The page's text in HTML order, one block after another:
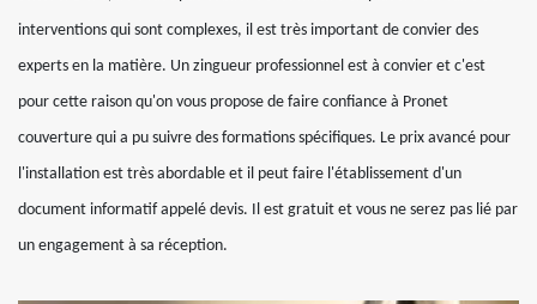
interventions qui sont complexes, il est très important de convier des
experts en la matière. Un zingueur professionnel est à convier et c'est
pour cette raison qu'on vous propose de faire confiance à Pronet
couverture qui a pu suivre des formations spécifiques. Le prix avancé pour
l'installation est très abordable et il peut faire l'établissement d'un
document informatif appelé devis. Il est gratuit et vous ne serez pas lié par
un engagement à sa réception.